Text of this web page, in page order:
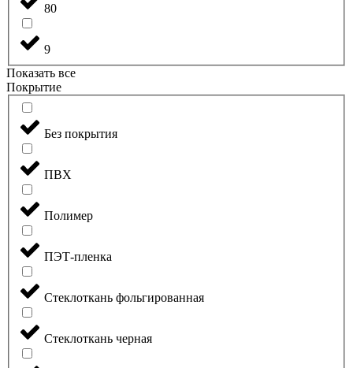
80
9
Показать все
Покрытие
Без покрытия
ПВХ
Полимер
ПЭТ-пленка
Стеклоткань фольгированная
Стеклоткань черная